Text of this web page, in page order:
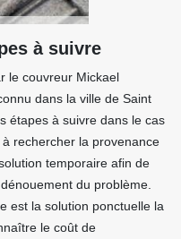
à suivre
le couvreur Mickael
dans la ville de Saint
étapes à suivre dans le cas
rechercher la provenance
temporaire afin de
du problème.
est la solution ponctuelle la
le coût de